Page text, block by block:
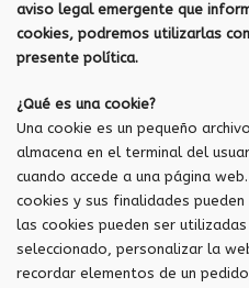
aviso legal emergente que
cookies, podremos utilizarlas
presente política.
¿Qué es una cookie?
Una cookie es un pequeño
almacena en el terminal del
cuando accede a una página
cookies y sus finalidades
las cookies pueden ser
seleccionado, personalizar la
recordar elementos de un